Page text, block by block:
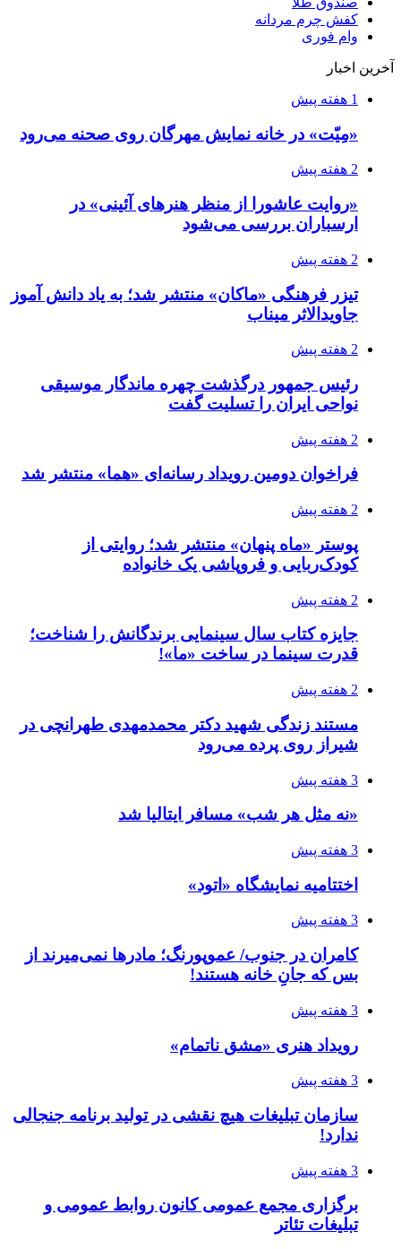
کفش چرم مردانه
وام فوری
آخرین اخبار
1 هفته پیش
«مِیّت» در خانه نمایش مهرگان روی صحنه می‌رود
2 هفته پیش
«روایت عاشورا از منظر هنرهای آئینی» در
ارسباران بررسی می‌شود
2 هفته پیش
تیزر فرهنگی «ماکان» منتشر شد؛ به یاد دانش آموز
جاویدالاثر میناب
2 هفته پیش
رئیس جمهور درگذشت چهره ماندگار موسیقی
نواحی ایران را تسلیت گفت
2 هفته پیش
فراخوان دومین رویداد رسانه‌ای «هما» منتشر شد
2 هفته پیش
پوستر «ماه پنهان» منتشر شد؛ روایتی از
کودک‌ربایی و فروپاشی یک خانواده
2 هفته پیش
جایزه کتاب سال سینمایی برندگانش را شناخت؛
قدرت سینما در ساخت «ما»!
2 هفته پیش
مستند زندگی شهید دکتر محمدمهدی طهرانچی در
شیراز روی پرده می‌رود
3 هفته پیش
«نه مثل هر شب» مسافر ایتالیا شد
3 هفته پیش
اختتامیه نمایشگاه «اتود»
3 هفته پیش
کامران در جنوب/ عموپورنگ؛ مادرها نمی‌میرند از
بس که جانِ خانه هستند!
3 هفته پیش
رویداد هنری «مشق ناتمام»
3 هفته پیش
سازمان تبلیغات هیچ نقشی در تولید برنامه جنجالی
ندارد!
3 هفته پیش
برگزاری مجمع عمومی کانون روابط عمومی و
تبلیغات تئاتر